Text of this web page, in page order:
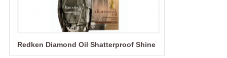
Redken Diamond Oil Shatterproof Shine